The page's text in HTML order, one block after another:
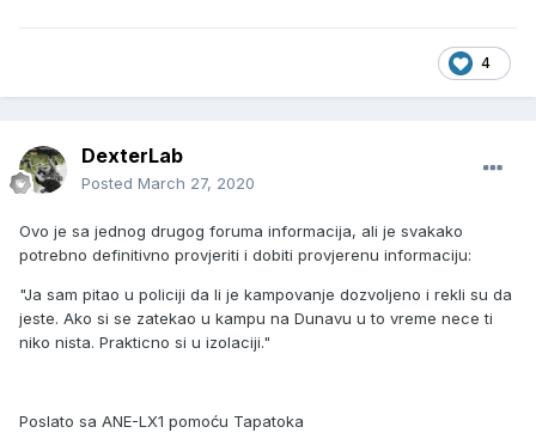
4
DexterLab
Posted March 27, 2020
Ovo je sa jednog drugog foruma informacija, ali je svakako
potrebno definitivno provjeriti i dobiti provjerenu informaciju:
"Ja sam pitao u policiji da li je kampovanje dozvoljeno i rekli su da
jeste. Ako si se zatekao u kampu na Dunavu u to vreme nece ti
niko nista. Prakticno si u izolaciji."
Poslato sa ANE-LX1 pomoću Tapatoka